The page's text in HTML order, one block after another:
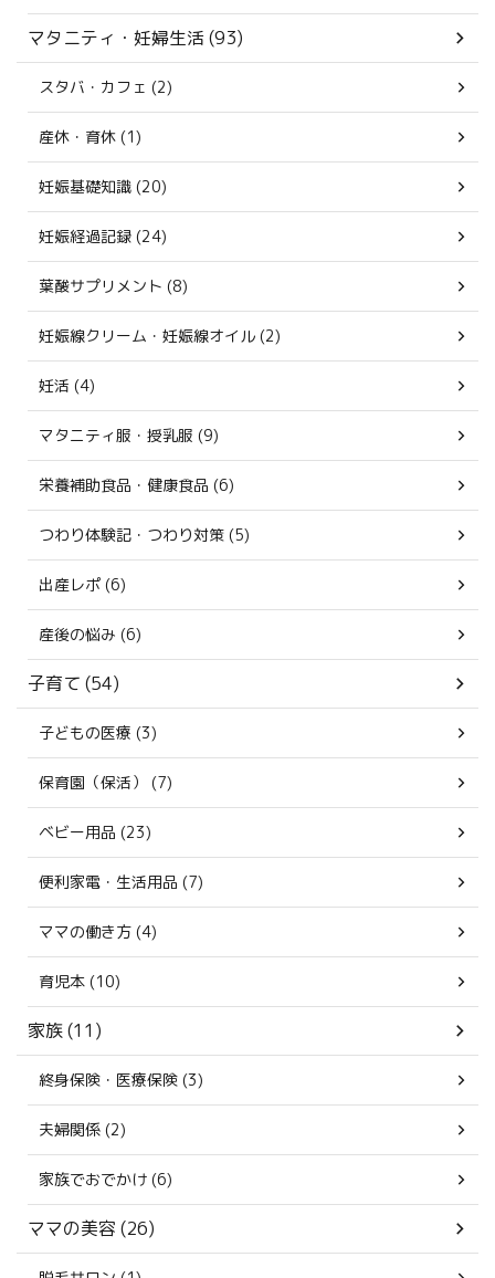
マタニティ・妊婦生活 (93)
スタバ・カフェ (2)
産休・育休 (1)
妊娠基礎知識 (20)
妊娠経過記録 (24)
葉酸サプリメント (8)
妊娠線クリーム・妊娠線オイル (2)
妊活 (4)
マタニティ服・授乳服 (9)
栄養補助食品・健康食品 (6)
つわり体験記・つわり対策 (5)
出産レポ (6)
産後の悩み (6)
子育て (54)
子どもの医療 (3)
保育園（保活） (7)
ベビー用品 (23)
便利家電・生活用品 (7)
ママの働き方 (4)
育児本 (10)
家族 (11)
終身保険・医療保険 (3)
夫婦関係 (2)
家族でおでかけ (6)
ママの美容 (26)